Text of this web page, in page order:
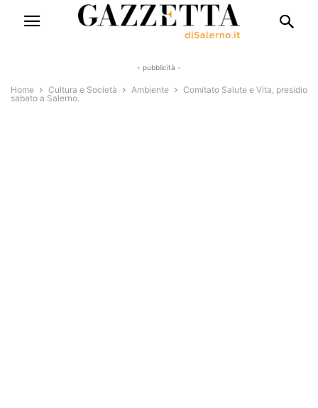
- pubblicità -
Home Cultura e Società Ambiente
Comitato Salute e Vita, presidio
sabato a Salerno.